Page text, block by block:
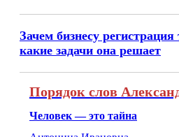
Зачем бизнесу
какие задачи она решает
Порядок слов
Человек — это тайна